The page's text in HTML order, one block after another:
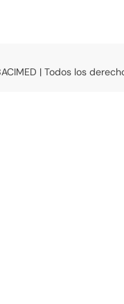
| Todos los